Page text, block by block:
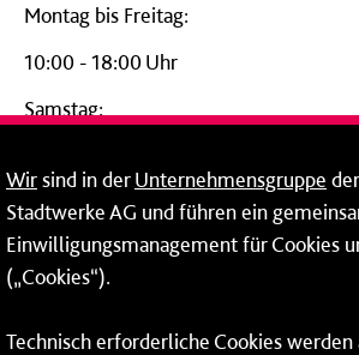
Montag bis Freitag:
10:00 - 18:00 Uhr
Samstag:
24-Stunden-Telefon*
06131 – 12 77 77
Fax: 06131 – 12 66 66
Wirsind in derUnternehmensgruppe
Stadtwerke AG und führen ein
Einwilligungsmanagement für Cookies
(„Cookies“).
Technisch erforderliche Cookies